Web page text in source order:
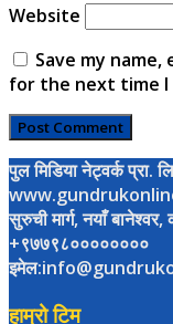
Website
Save my
for the next time I
पुल मिडिया नेट्वर्क प्रा.
सुरुची मार्ग, नयाँ
+९७७९८००००००००
हाम्रो टिम